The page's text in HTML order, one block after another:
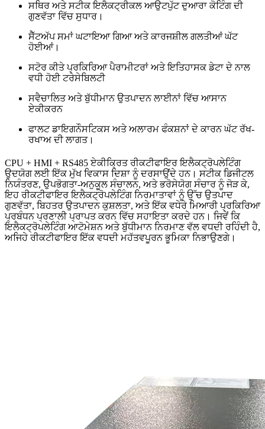
ਸਥਿਰ ਅਤੇ ਸਟੀਕ ਇਲੈਕਟ੍ਰੀਕਲ ਆਉਟਪੁੱਟ ਦੁਆਰਾ ਕੋਟਿੰਗ ਦੀ
ਗੁਣਵੱਤਾ ਵਿੱਚ ਸੁਧਾਰ।
ਸੈੱਟਅੱਪ ਸਮਾਂ ਘਟਾਇਆ ਗਿਆ ਅਤੇ ਕਾਰਜਸ਼ੀਲ ਗਲਤੀਆਂ ਘੱਟ
ਹੋਈਆਂ।
ਸਟੋਰ ਕੀਤੇ ਪ੍ਰਕਿਰਿਆ ਪੈਰਾਮੀਟਰਾਂ ਅਤੇ ਇਤਿਹਾਸਕ ਡੇਟਾ ਦੇ ਨਾਲ
ਵਧੀ ਹੋਈ ਟਰੇਸੇਬਿਲਟੀ
ਸਵੈਚਾਲਿਤ ਅਤੇ ਬੁੱਧੀਮਾਨ ਉਤਪਾਦਨ ਲਾਈਨਾਂ ਵਿੱਚ ਆਸਾਨ
ਏਕੀਕਰਨ
ਫਾਲਟ ਡਾਇਗਨੌਸਟਿਕਸ ਅਤੇ ਅਲਾਰਮ ਫੰਕਸ਼ਨਾਂ ਦੇ ਕਾਰਨ ਘੱਟ ਰੱਖ-
ਰਖਾਅ ਦੀ ਲਾਗਤ।
CPU + HMI + RS485 ਏਕੀਕ੍ਰਿਤ ਰੀਕਟੀਫਾਇਰ ਇਲੈਕਟ੍ਰੋਪਲੇਟਿੰਗ
ਉਦਯੋਗ ਲਈ ਇੱਕ ਮੁੱਖ ਵਿਕਾਸ ਦਿਸ਼ਾ ਨੂੰ ਦਰਸਾਉਂਦੇ ਹਨ। ਸਟੀਕ ਡਿਜੀਟਲ
ਨਿਯੰਤਰਣ, ਉਪਭੋਗਤਾ-ਅਨੁਕੂਲ ਸੰਚਾਲਨ, ਅਤੇ ਭਰੋਸੇਯੋਗ ਸੰਚਾਰ ਨੂੰ ਜੋੜ ਕੇ,
ਇਹ ਰੀਕਟੀਫਾਇਰ ਇਲੈਕਟ੍ਰੋਪਲੇਟਿੰਗ ਨਿਰਮਾਤਾਵਾਂ ਨੂੰ ਉੱਚ ਉਤਪਾਦ
ਗੁਣਵੱਤਾ, ਬਿਹਤਰ ਉਤਪਾਦਨ ਕੁਸ਼ਲਤਾ, ਅਤੇ ਇੱਕ ਵਧੇਰੇ ਮਿਆਰੀ ਪ੍ਰਕਿਰਿਆ
ਪ੍ਰਬੰਧਨ ਪ੍ਰਣਾਲੀ ਪ੍ਰਾਪਤ ਕਰਨ ਵਿੱਚ ਸਹਾਇਤਾ ਕਰਦੇ ਹਨ। ਜਿਵੇਂ ਕਿ
ਇਲੈਕਟ੍ਰੋਪਲੇਟਿੰਗ ਆਟੋਮੇਸ਼ਨ ਅਤੇ ਬੁੱਧੀਮਾਨ ਨਿਰਮਾਣ ਵੱਲ ਵਧਦੀ ਰਹਿੰਦੀ ਹੈ,
ਅਜਿਹੇ ਰੀਕਟੀਫਾਇਰ ਇੱਕ ਵਧਦੀ ਮਹੱਤਵਪੂਰਨ ਭੂਮਿਕਾ ਨਿਭਾਉਣਗੇ।